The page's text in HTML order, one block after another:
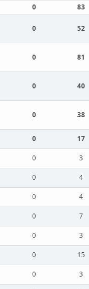
0 83
0 52
0 81
0 40
0 38
0
17
0
3
0
4
0
4
0
7
0
3
0
15
0
3